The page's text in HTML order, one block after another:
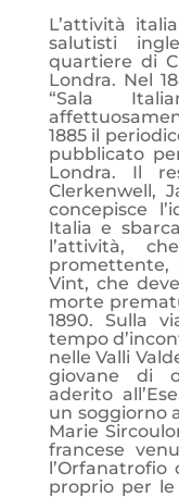
L’attività
salutisti
quartiere di
Londra. Nel
“Sala
1885 il
pubblicato
Londra. Il
Clerkenwell,
concepisce
Italia e
l’attività,
promettente,
Vint, che
morte
1890. Sulla
tempo
nelle Valli
giovane di
aderito
un soggiorno
Marie
francese
proprio per le